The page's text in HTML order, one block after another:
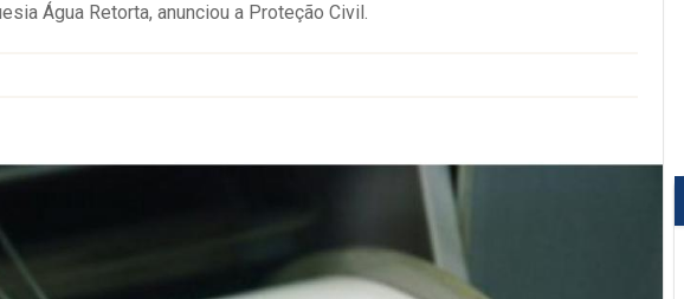
Água Retorta, anunciou a Proteção Civil.